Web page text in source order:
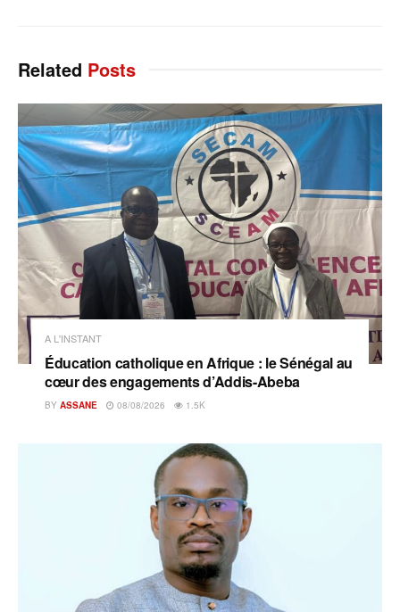
Related Posts
A L'INSTANT
Éducation catholique en Afrique : le Sénégal au
cœur des engagements d’Addis-Abeba
BY ASSANE 08/08/2026 1.5K